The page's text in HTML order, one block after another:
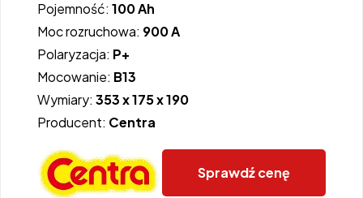
Pojemność: 100 Ah
Moc rozruchowa: 900 A
Polaryzacja: P+
Mocowanie: B13
Wymiary: 353 x 175 x 190
Producent: Centra
Sprawdź cenę